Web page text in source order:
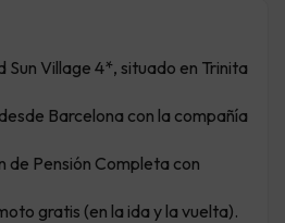
Sun Village 4*, situado en Trinita
Barcelona con la compañía
de Pensión Completa con
gratis (en la ida y la vuelta).